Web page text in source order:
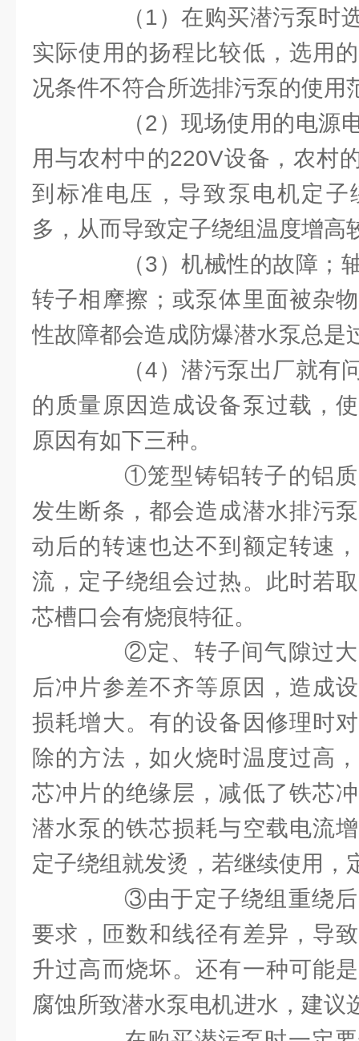
（1）在购买潜污泵时选
实际使用的扬程比较低，选用
况条件不符合所选排污泵的使用
（2）现场使用的电源电
用与农村中的220V设备，农村
到标准电压，导致泵电机定子
多，从而导致定子绕组温度增高
（3）机械性的故障；轴
转子相摩擦；或泵体里面被杂
性故障都会造成防爆潜水泵总是
（4）潜污泵出厂就有问
的质量原因造成设备泵过载，
原因有如下三种。
①笼型铸铝转子的铝质
发生断条，都会造成潜水排污
动后的转速也达不到额定转速
流，定子绕组会过热。此时若
芯槽口会有烧痕特征。
②定、转子间气隙过大
后冲片参差不齐等原因，造成
损耗增大。有的设备因修理时
除的方法，如火烧时温度过高
芯冲片的绝缘层，减低了铁芯
潜水泵的铁芯损耗与空载电流
定子绕组就发烫，若继续使用，
③由于定子绕组重绕后
要求，匝数和线径有差异，导
升过高而烧坏。还有一种可能
腐蚀所致潜水泵电机进水，建议